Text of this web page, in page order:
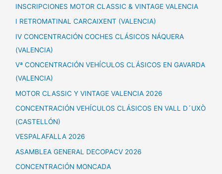
INSCRIPCIONES MOTOR CLASSIC & VINTAGE VALENCIA
I RETROMATINAL CARCAIXENT (VALENCIA)
IV CONCENTRACIÓN COCHES CLÁSICOS NÁQUERA
(VALENCIA)
Vª CONCENTRACIÓN VEHÍCULOS CLÁSICOS EN GAVARDA
(VALENCIA)
MOTOR CLASSIC Y VINTAGE VALENCIA 2026
CONCENTRACIÓN VEHÍCULOS CLÁSICOS EN VALL D´UXÒ
(CASTELLÓN)
VESPALAFALLA 2026
ASAMBLEA GENERAL DECOPACV 2026
CONCENTRACIÓN MONCADA